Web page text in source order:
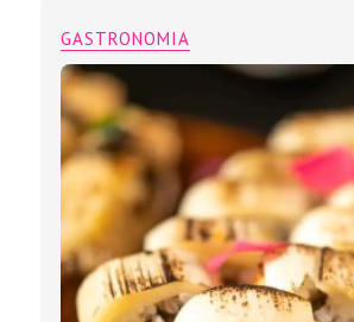
GASTRONOMIA